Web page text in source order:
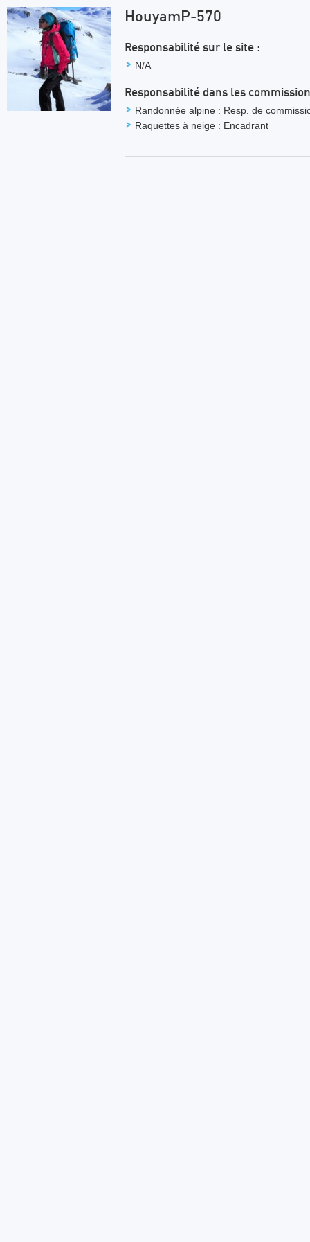
HouyamP-570
Responsabilité sur le site :
N/A
Responsabilité dans les
Randonnée alpine : Resp. de
Raquettes à neige : Encadrant